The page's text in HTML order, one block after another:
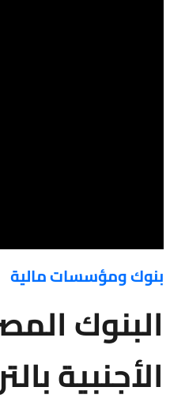
بنوك ومؤسسات مالية
البنوك
الأجنبية